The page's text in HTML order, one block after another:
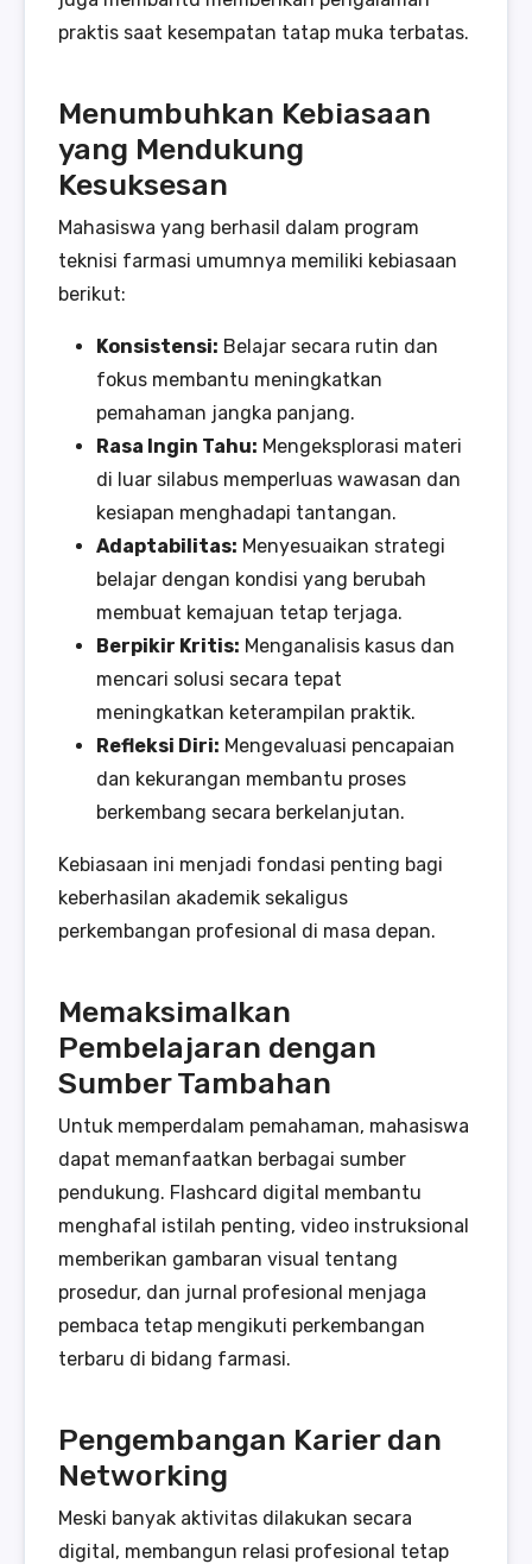
praktis saat kesempatan tatap muka terbatas.
Menumbuhkan Kebiasaan
yang Mendukung
Kesuksesan
Mahasiswa yang berhasil dalam program
teknisi farmasi umumnya memiliki kebiasaan
berikut:
Konsistensi: Belajar secara rutin dan
fokus membantu meningkatkan
pemahaman jangka panjang.
Rasa Ingin Tahu: Mengeksplorasi materi
di luar silabus memperluas wawasan dan
kesiapan menghadapi tantangan.
Adaptabilitas: Menyesuaikan strategi
belajar dengan kondisi yang berubah
membuat kemajuan tetap terjaga.
Berpikir Kritis: Menganalisis kasus dan
mencari solusi secara tepat
meningkatkan keterampilan praktik.
Refleksi Diri: Mengevaluasi pencapaian
dan kekurangan membantu proses
berkembang secara berkelanjutan.
Kebiasaan ini menjadi fondasi penting bagi
keberhasilan akademik sekaligus
perkembangan profesional di masa depan.
Memaksimalkan
Pembelajaran dengan
Sumber Tambahan
Untuk memperdalam pemahaman, mahasiswa
dapat memanfaatkan berbagai sumber
pendukung. Flashcard digital membantu
menghafal istilah penting, video instruksional
memberikan gambaran visual tentang
prosedur, dan jurnal profesional menjaga
pembaca tetap mengikuti perkembangan
terbaru di bidang farmasi.
Pengembangan Karier dan
Networking
Meski banyak aktivitas dilakukan secara
digital, membangun relasi profesional tetap